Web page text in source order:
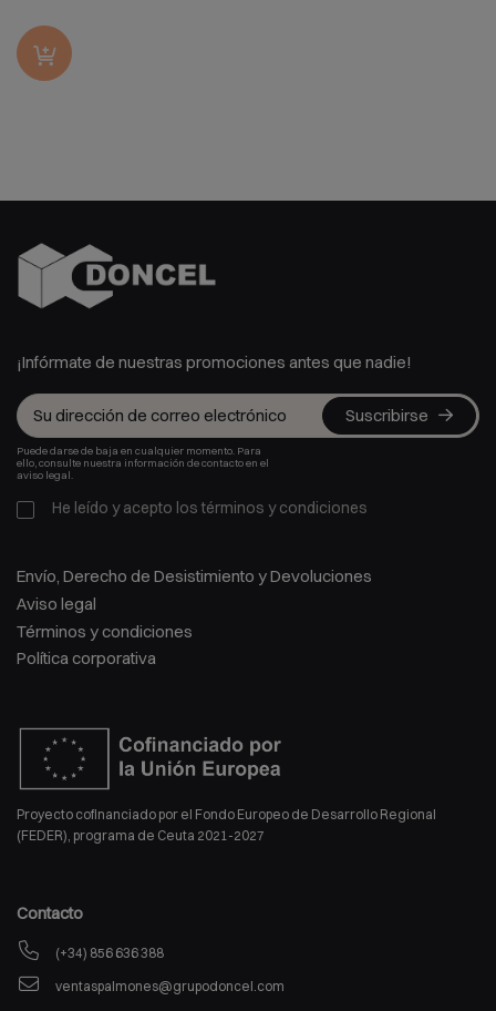
¡Infórmate de nuestras promociones antes que nadie!
Suscribirse
Puede darse de baja en cualquier momento. Para
ello, consulte nuestra información de contacto en el
aviso legal.
He leído y acepto los términos y condiciones
Envío, Derecho de Desistimiento y Devoluciones
Aviso legal
Términos y condiciones
Política corporativa
Proyecto cofinanciado por el Fondo Europeo de Desarrollo Regional
(FEDER), programa de Ceuta 2021-2027
Contacto
(+34) 856 636 388
ventaspalmones@grupodoncel.com